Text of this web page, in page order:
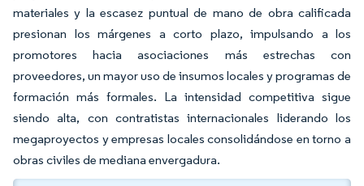
materiales y la escasez puntual de mano de obra calificada
presionan los márgenes a corto plazo, impulsando a los
promotores hacia asociaciones más estrechas con
proveedores, un mayor uso de insumos locales y programas de
formación más formales. La intensidad competitiva sigue
siendo alta, con contratistas internacionales liderando los
megaproyectos y empresas locales consolidándose en torno a
obras civiles de mediana envergadura.